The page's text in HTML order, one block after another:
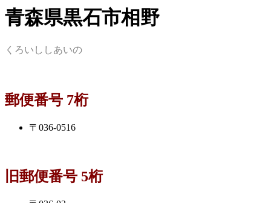
青森県黒石市相野
くろいししあいの
郵便番号 7桁
〒036-0516
旧郵便番号 5桁